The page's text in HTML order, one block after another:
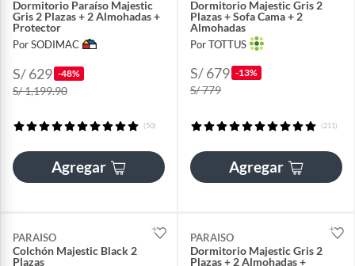
Dormitorio Paraíso Majestic
Gris 2 Plazas + 2 Almohadas +
Protector
Por SODIMAC
S/ 629 -48%
S/ 1,199.90
(50)
Agregar
Dormitorio Majestic Gris 2
Plazas + Sofa Cama + 2
Almohadas
Por TOTTUS
S/ 679 -13%
S/ 779
(211)
Agregar
PARAISO
Colchón Majestic Black 2
Plazas
PARAISO
Dormitorio Majestic Gris 2
Plazas + 2 Almohadas +